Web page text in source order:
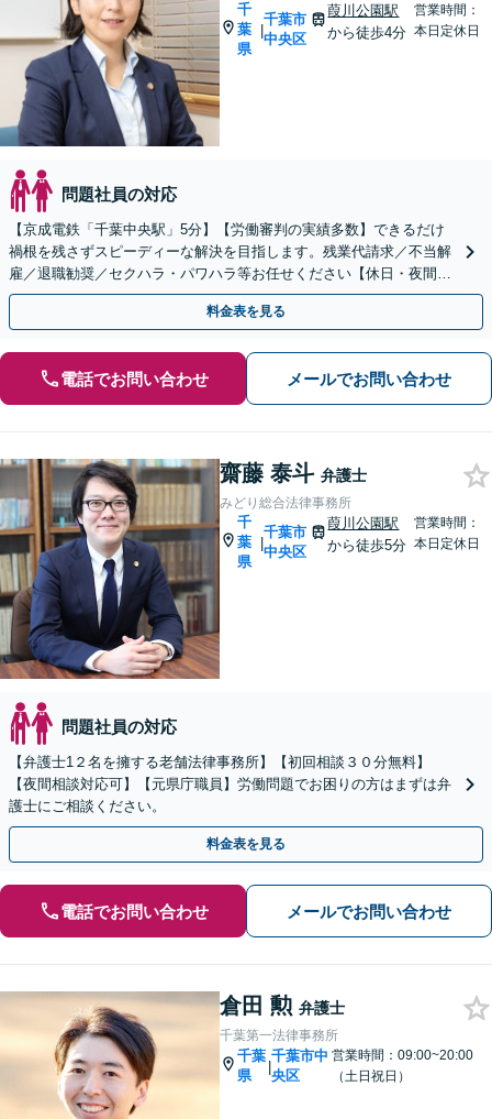
千
葉
県
|
千葉市
中央区
葭川公園駅
から徒歩4分
営業時間：
本日定休日
問題社員の対応
【京成電鉄「千葉中央駅」5分】【労働審判の実績多数】できるだけ
禍根を残さずスピーディーな解決を目指します。残業代請求／不当解
雇／退職勧奨／セクハラ・パワハラ等お任せください【休日・夜間・
オンライン相談対応】
料金表を見る
電話でお問い合わせ メールでお問い合わせ
齋藤 泰斗 弁護士
みどり総合法律事務所
千
葉
県
|
千葉市
中央区
葭川公園駅
から徒歩5分
営業時間：
本日定休日
問題社員の対応
【弁護士1２名を擁する老舗法律事務所】【初回相談３０分無料】
【夜間相談対応可】【元県庁職員】労働問題でお困りの方はまずは弁
護士にご相談ください。
料金表を見る
電話でお問い合わせ メールでお問い合わせ
倉田 勲 弁護士
千葉第一法律事務所
千葉
県
|
千葉市中
央区
営業時間：09:00~20:00
（土日祝日）